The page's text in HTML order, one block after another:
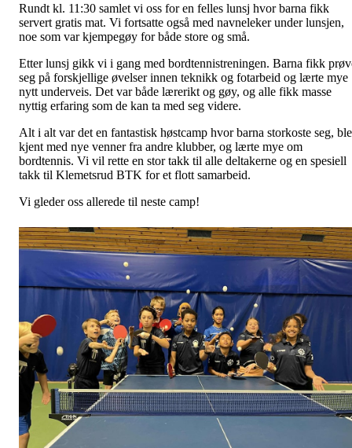
Rundt kl. 11:30 samlet vi oss for en felles lunsj hvor barna fikk
servert gratis mat. Vi fortsatte også med navneleker under lunsjen,
noe som var kjempegøy for både store og små.
Etter lunsj gikk vi i gang med bordtennistreningen. Barna fikk
seg på forskjellige øvelser innen teknikk og fotarbeid og lærte mye
nytt underveis. Det var både lærerikt og gøy, og alle fikk masse
nyttig erfaring som de kan ta med seg videre.
Alt i alt var det en fantastisk høstcamp hvor barna storkoste seg, ble
kjent med nye venner fra andre klubber, og lærte mye om
bordtennis. Vi vil rette en stor takk til alle deltakerne og en spesiell
takk til Klemetsrud BTK for et flott samarbeid.
Vi gleder oss allerede til neste camp!